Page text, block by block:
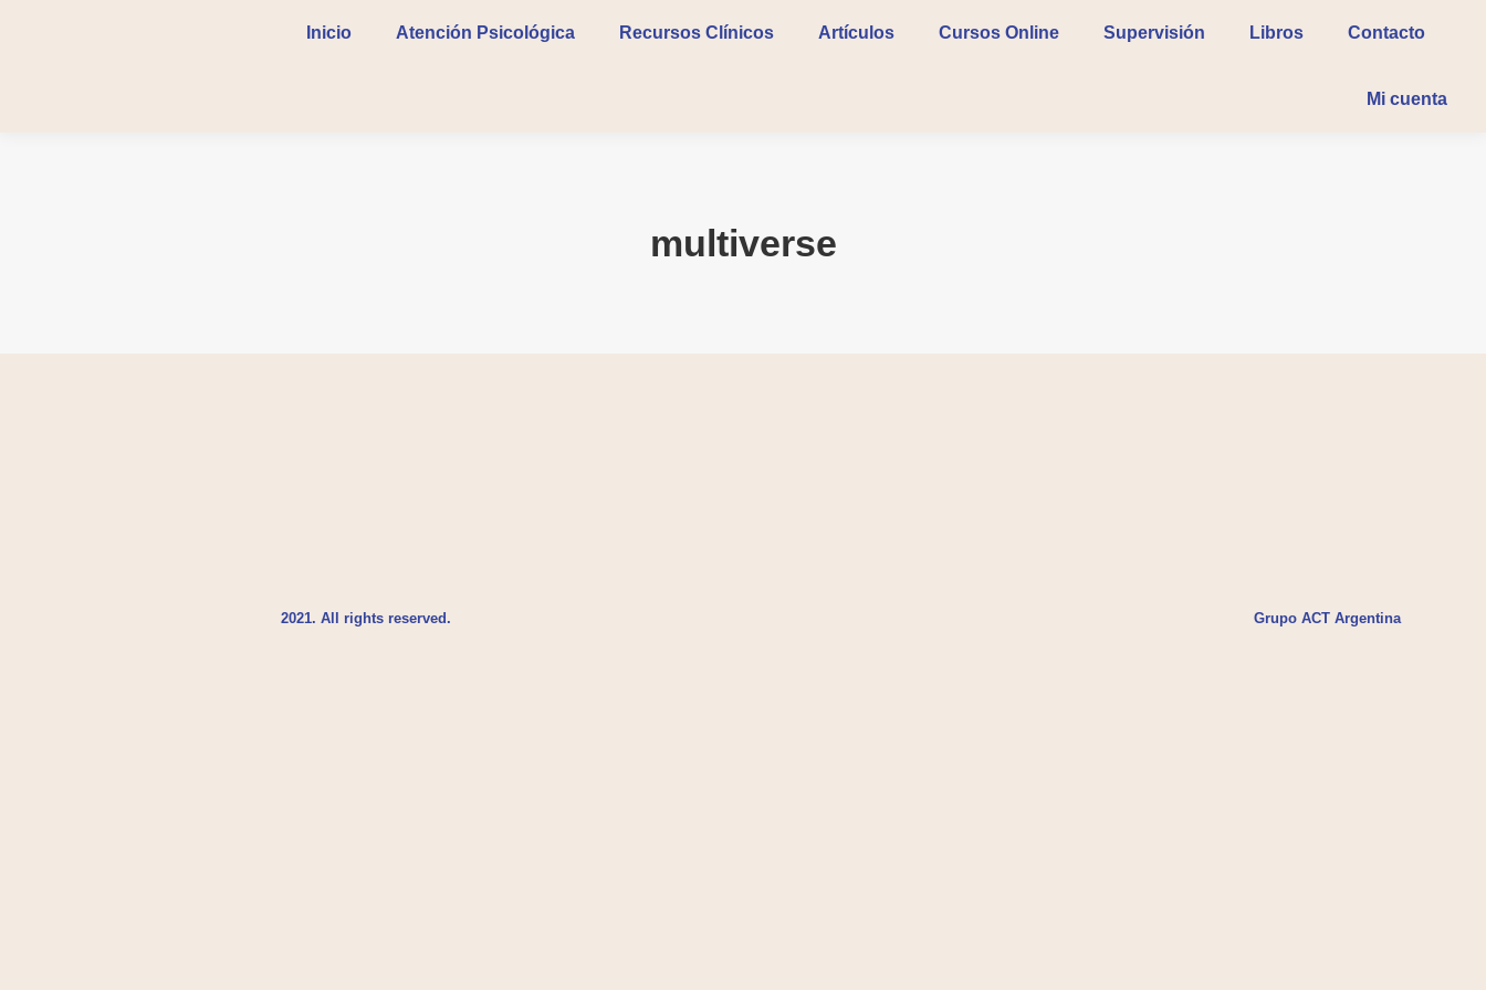
Inicio Atención Psicológica Recursos Clínicos Artículos Cursos Online Supervisión Libros Contacto
Mi cuenta
multiverse
2021. All rights reserved. Grupo ACT Argentina
Inicio Atención Psicológica Recursos Clínicos Artículos Cursos Online Supervisión Libros Contacto
Mi cuenta